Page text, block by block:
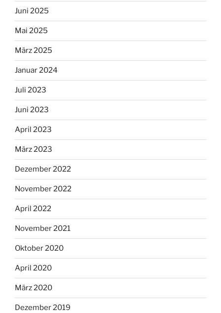
Juni 2025
Mai 2025
März 2025
Januar 2024
Juli 2023
Juni 2023
April 2023
März 2023
Dezember 2022
November 2022
April 2022
November 2021
Oktober 2020
April 2020
März 2020
Dezember 2019